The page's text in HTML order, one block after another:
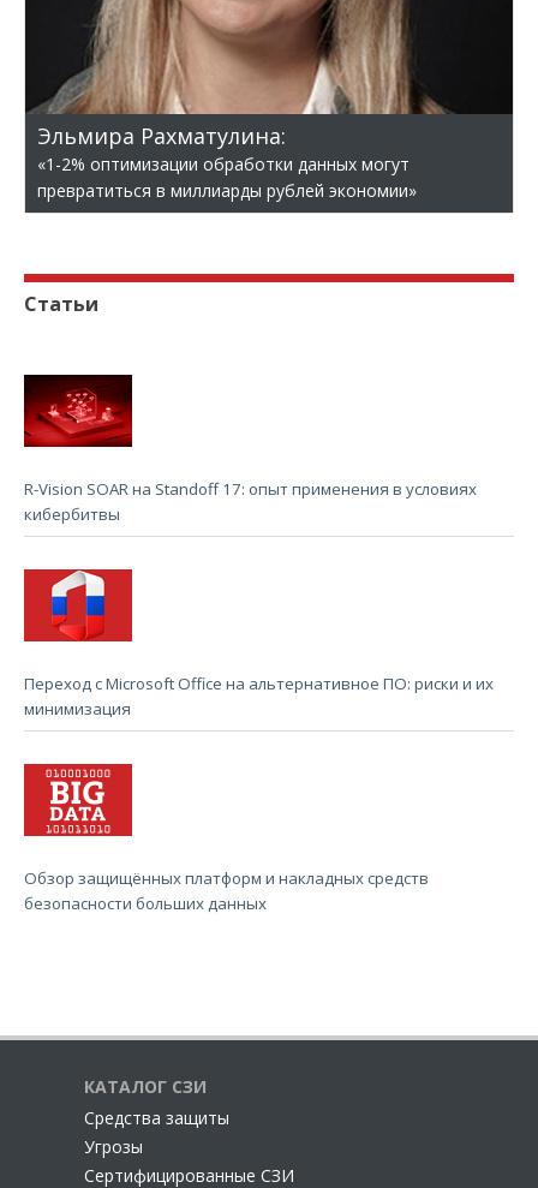
Эльмира Рахматулина:
«1-2% оптимизации обработки данных могут
превратиться в миллиарды рублей экономии»
Статьи
R-Vision SOAR на Standoff 17: опыт применения в условиях
кибербитвы
Переход с Microsoft Office на альтернативное ПО: риски и их
минимизация
Обзор защищённых платформ и накладных средств
безопасности больших данных
КАТАЛОГ СЗИ
Cредства защиты
Угрозы
Сертифицированные СЗИ